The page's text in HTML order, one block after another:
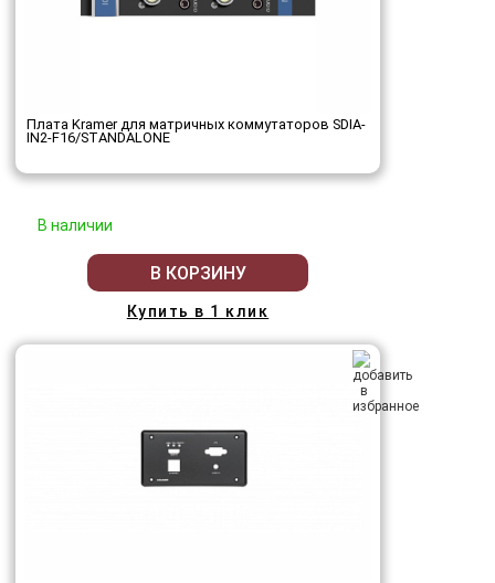
Плата Kramer для матричных коммутаторов SDIA-
IN2-F16/STANDALONE
В наличии
В КОРЗИНУ
Купить в 1 клик